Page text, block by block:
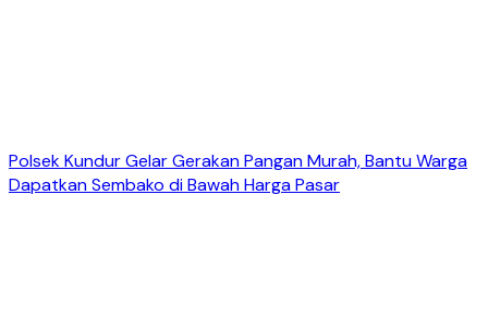
Polsek Kundur Gelar Gerakan Pangan Murah, Bantu Warga
Dapatkan Sembako di Bawah Harga Pasar